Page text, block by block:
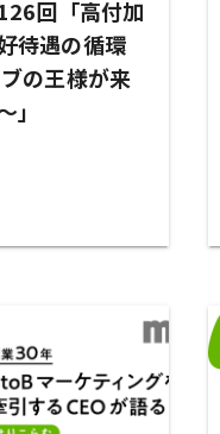
回「高付加
待遇の循環
の王様が来
」